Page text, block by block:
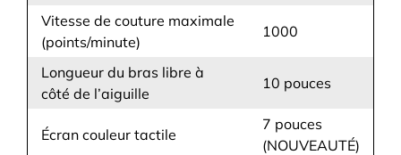
Vitesse de couture maximale
(points/minute)
1000
Longueur du bras libre à
côté de l’aiguille
10 pouces
Écran couleur tactile
7 pouces
(NOUVEAUTÉ)